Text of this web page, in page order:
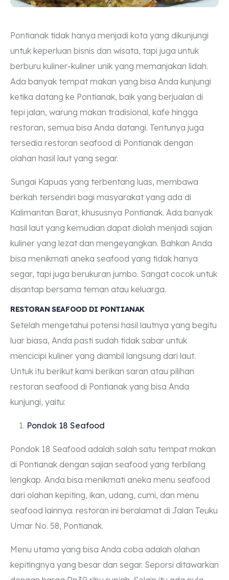
Pontianak tidak hanya menjadi kota yang dikunjungi
untuk keperluan bisnis dan wisata, tapi juga untuk
berburu kuliner-kuliner unik yang memanjakan lidah.
Ada banyak tempat makan yang bisa Anda kunjungi
ketika datang ke Pontianak, baik yang berjualan di
tepi jalan, warung makan tradisional, kafe hingga
restoran, semua bisa Anda datangi. Tentunya juga
tersedia restoran seafood di Pontianak dengan
olahan hasil laut yang segar.
Sungai Kapuas yang terbentang luas, membawa
berkah tersendiri bagi masyarakat yang ada di
Kalimantan Barat, khususnya Pontianak. Ada banyak
hasil laut yang kemudian dapat diolah menjadi sajian
kuliner yang lezat dan mengeyangkan. Bahkan Anda
bisa menikmati aneka seafood yang tidak hanya
segar, tapi juga berukuran jumbo. Sangat cocok untuk
disantap bersama teman atau keluarga.
RESTORAN SEAFOOD DI PONTIANAK
Setelah mengetahui potensi hasil lautnya yang begitu
luar biasa, Anda pasti sudah tidak sabar untuk
mencicipi kuliner yang diambil langsung dari laut.
Untuk itu berikut kami berikan saran atau pilihan
restoran seafood di Pontianak yang bisa Anda
kunjungi, yaitu:
Pondok 18 Seafood
Pondok 18 Seafood adalah salah satu tempat makan
di Pontianak dengan sajian seafood yang terbilang
lengkap. Anda bisa menikmati aneka menu seafood
dari olahan kepiting, ikan, udang, cumi, dan menu
seafood lainnya. restoran ini beralamat di Jalan Teuku
Umar No. 58, Pontianak.
Menu utama yang bisa Anda coba adalah olahan
kepitingnya yang besar dan segar. Seporsi ditawarkan